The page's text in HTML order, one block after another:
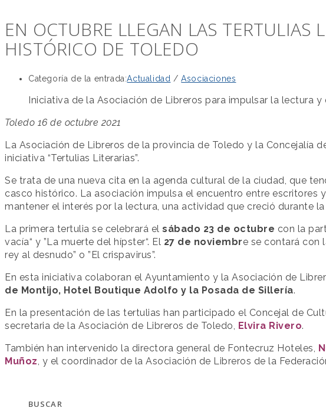
EN OCTUBRE LLEGAN LAS TERTULIAS
HISTÓRICO DE TOLEDO
Categoría de la entrada:Actualidad / Asociaciones
Iniciativa de la Asociación de Libreros para impulsar la lectura
Toledo 16 de octubre 2021
La Asociación de Libreros de la provincia de Toledo y la Concejalía
iniciativa “Tertulias Literarias”.
Se trata de una nueva cita en la agenda cultural de la ciudad, que
casco histórico. La asociación impulsa el encuentro entre escritores
mantener el interés por la lectura, una actividad que creció durante la
La primera tertulia se celebrará el sábado 23 de octubre con la
vacía“ y ”La muerte del hípster“. El 27 de noviembre se contará con
rey al desnudo” o ”El crispavirus”.
En esta iniciativa colaboran el Ayuntamiento y la Asociación de
de Montijo, Hotel Boutique Adolfo y la Posada de Sillería.
En la presentación de las tertulias han participado el Concejal de
secretaria de la Asociación de Libreros de Toledo, Elvira Rivero.
También han intervenido la directora general de Fontecruz Hoteles,
Muñoz, y el coordinador de la Asociación de Libreros de la
BUSCAR